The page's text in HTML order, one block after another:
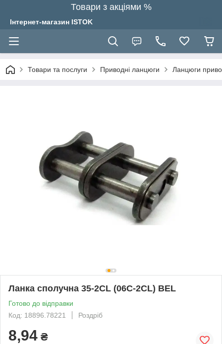
Товари з акціями %
Інтернет-магазин ISTOK
Товари та послуги Приводні ланцюги Ланцюги
Ланка сполучна 35-2CL (06C-2CL) BEL
Готово до відправки
Код: 18896.78221
Роздріб
8,94 ₴